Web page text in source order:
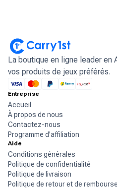
La boutique en ligne leader en
vos produits de jeux préférés.
Entreprise
Accueil
À propos de nous
Contactez-nous
Programme d'affiliation
Aide
Conditions générales
Politique de confidentialité
Politique de livraison
Politique de retour et de